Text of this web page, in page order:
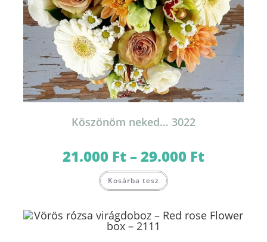
Köszönöm neked… 3022
21.000 Ft–29.000 Ft21.000 Ft
Kosárba tesz a
van.